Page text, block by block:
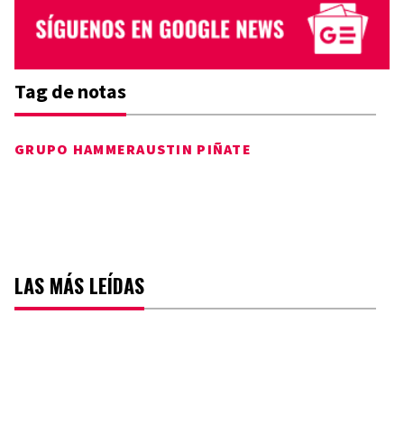
Tag de notas
GRUPO HAMMERAUSTIN PIÑATE
LAS MÁS LEÍDAS